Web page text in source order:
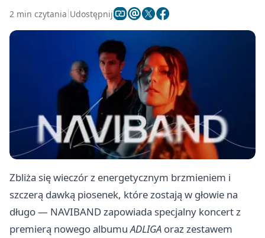
2 min czytania Udostępnij
Zbliża się wieczór z energetycznym brzmieniem i
szczerą dawką piosenek, które zostają w głowie na
długo — NAVIBAND zapowiada specjalny koncert z
premierą nowego albumuADLIGA oraz zestawem